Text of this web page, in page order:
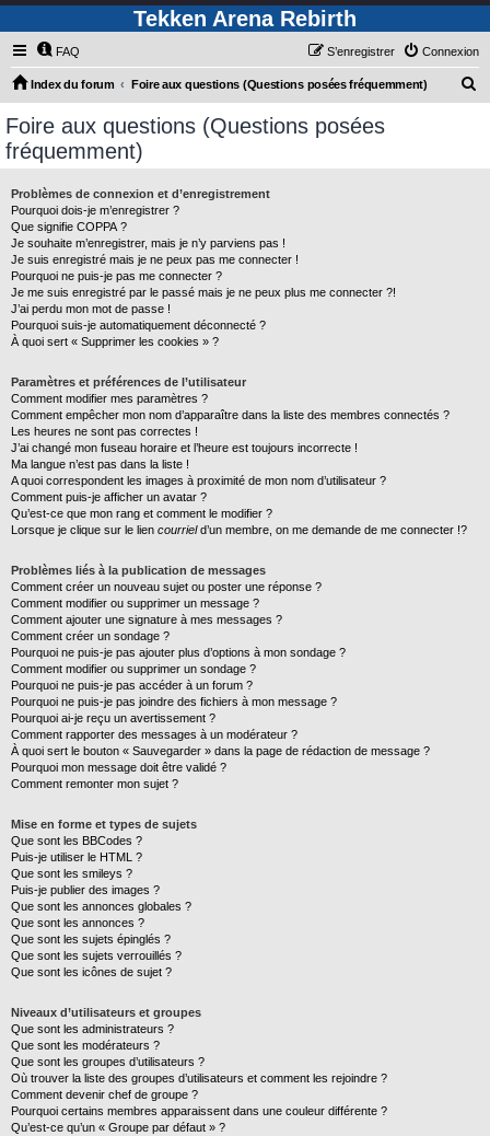
Tekken Arena Rebirth
FAQ Connexion
S’enregistrer
Index du forum Foire aux questions (Questions posées fréquemment)
Foire aux questions (Questions posées
fréquemment)
Problèmes de connexion et d’enregistrement
Pourquoi dois-je m’enregistrer ?
Que signifie COPPA ?
Je souhaite m’enregistrer, mais je n’y parviens pas !
Je suis enregistré mais je ne peux pas me connecter !
Pourquoi ne puis-je pas me connecter ?
Je me suis enregistré par le passé mais je ne peux plus me connecter ?!
J’ai perdu mon mot de passe !
Pourquoi suis-je automatiquement déconnecté ?
À quoi sert « Supprimer les cookies » ?
Paramètres et préférences de l’utilisateur
Comment modifier mes paramètres ?
Comment empêcher mon nom d’apparaître dans la liste des membres connectés ?
Les heures ne sont pas correctes !
J’ai changé mon fuseau horaire et l’heure est toujours incorrecte !
Ma langue n’est pas dans la liste !
A quoi correspondent les images à proximité de mon nom d’utilisateur ?
Comment puis-je afficher un avatar ?
Qu’est-ce que mon rang et comment le modifier ?
Lorsque je clique sur le lien courrield’un membre, on me demande de me connecter !?
Problèmes liés à la publication de messages
Comment créer un nouveau sujet ou poster une réponse ?
Comment modifier ou supprimer un message ?
Comment ajouter une signature à mes messages ?
Comment créer un sondage ?
Pourquoi ne puis-je pas ajouter plus d’options à mon sondage ?
Comment modifier ou supprimer un sondage ?
Pourquoi ne puis-je pas accéder à un forum ?
Pourquoi ne puis-je pas joindre des fichiers à mon message ?
Pourquoi ai-je reçu un avertissement ?
Comment rapporter des messages à un modérateur ?
À quoi sert le bouton « Sauvegarder » dans la page de rédaction de message ?
Pourquoi mon message doit être validé ?
Comment remonter mon sujet ?
Mise en forme et types de sujets
Que sont les BBCodes ?
Puis-je utiliser le HTML ?
Que sont les smileys ?
Puis-je publier des images ?
Que sont les annonces globales ?
Que sont les annonces ?
Que sont les sujets épinglés ?
Que sont les sujets verrouillés ?
Que sont les icônes de sujet ?
Niveaux d’utilisateurs et groupes
Que sont les administrateurs ?
Que sont les modérateurs ?
Que sont les groupes d’utilisateurs ?
Où trouver la liste des groupes d’utilisateurs et comment les rejoindre ?
Comment devenir chef de groupe ?
Pourquoi certains membres apparaissent dans une couleur différente ?
Qu’est-ce qu’un « Groupe par défaut » ?